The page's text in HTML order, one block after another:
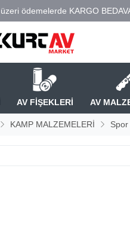
AV FİŞEKLERİ AV
KAMP MALZEMELERİ